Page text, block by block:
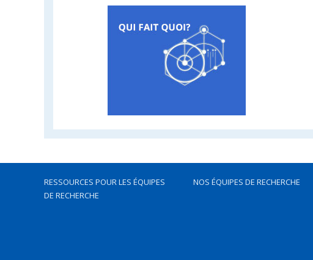
RESSOURCES POUR LES ÉQUIPES
DE RECHERCHE
NOS ÉQUIPES DE RECHERCHE